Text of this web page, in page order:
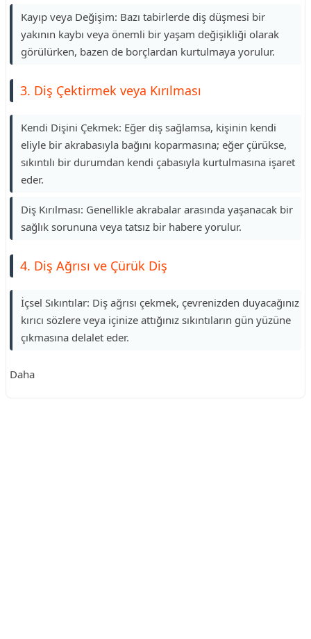
Kayıp veya Değişim: Bazı tabirlerde diş düşmesi bir
yakının kaybı veya önemli bir yaşam değişikliği olarak
görülürken, bazen de borçlardan kurtulmaya yorulur.
3. Diş Çektirmek veya Kırılması
Kendi Dişini Çekmek: Eğer diş sağlamsa, kişinin kendi
eliyle bir akrabasıyla bağını koparmasına; eğer çürükse,
sıkıntılı bir durumdan kendi çabasıyla kurtulmasına işaret
eder.
Diş Kırılması: Genellikle akrabalar arasında yaşanacak bir
sağlık sorununa veya tatsız bir habere yorulur.
4. Diş Ağrısı ve Çürük Diş
İçsel Sıkıntılar: Diş ağrısı çekmek, çevrenizden duyacağınız
kırıcı sözlere veya içinize attığınız sıkıntıların gün yüzüne
çıkmasına delalet eder.
Daha